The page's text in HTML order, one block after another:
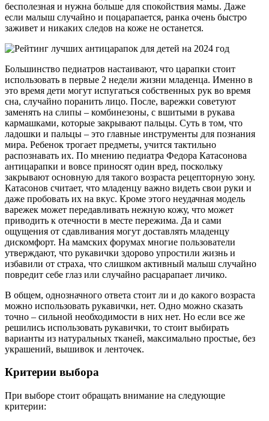
бесполезная и нужна больше для спокойствия мамы. Даже
если малыш случайно и поцарапается, ранка очень быстро
заживет и никаких следов на коже не останется.
Большинство педиатров настаивают, что царапки стоит
использовать в первые 2 недели жизни младенца. Именно в
это время дети могут испугаться собственных рук во время
сна, случайно поранить лицо. После, варежки советуют
заменять на слипы – комбинезоны, с вшитыми в рукава
кармашками, которые закрывают пальцы. Суть в том, что
ладошки и пальцы – это главные инструменты для познания
мира. Ребенок трогает предметы, учится тактильно
распознавать их. По мнению педиатра Федора Катасонова
антицарапки и вовсе приносят один вред, поскольку
закрывают основную для такого возраста рецепторную зону.
Катасонов считает, что младенцу важно видеть свои руки и
даже пробовать их на вкус. Кроме этого неудачная модель
варежек может передавливать нежную кожу, что может
приводить к отечности в месте пережима. Да и сами
ощущения от сдавливания могут доставлять младенцу
дискомфорт. На мамских форумах многие пользователи
утверждают, что рукавички здорово упростили жизнь и
избавили от страха, что слишком активный малыш случайно
повредит себе глаз или случайно расцарапает личико.
В общем, однозначного ответа стоит ли и до какого возраста
можно использовать рукавички, нет. Одно можно сказать
точно – сильной необходимости в них нет. Но если все же
решились использовать рукавички, то стоит выбирать
варианты из натуральных тканей, максимально простые, без
украшений, вышивок и ленточек.
Критерии выбора
При выборе стоит обращать внимание на следующие
критерии: